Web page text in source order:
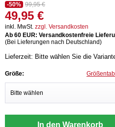
-50% 99,95 €
49,95 €
inkl. MwSt. zzgl. Versandkosten
Ab 60 EUR: Versandkostenfreie
(Bei Lieferungen nach Deutschland)
Lieferzeit: Bitte wählen Sie die
Größe:
In den Warenkorb